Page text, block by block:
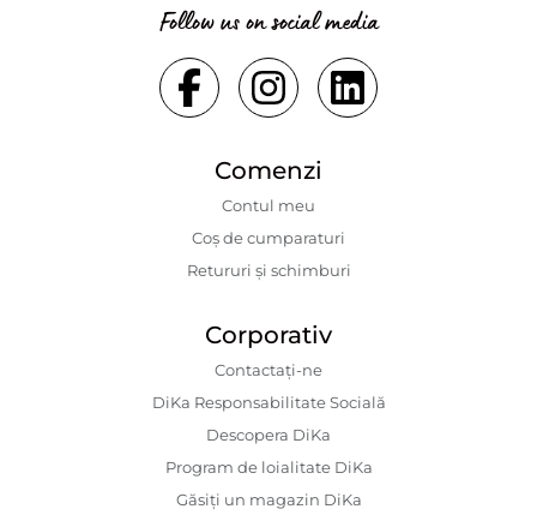
Follow us on social media
Comenzi
Contul meu
Coș de cumparaturi
Retururi și schimburi
Corporativ
Contactaţi-ne
DiKa Responsabilitate Socială
Descopera DiKa
Program de loialitate DiKa
Găsiți un magazin DiKa